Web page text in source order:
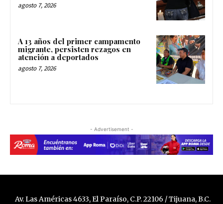
agosto 7, 2026
A 13 años del primer campamento
migrante, persisten rezagos en
atención a deportados
agosto 7, 2026
- Advertisement -
Av. Las Américas 4633, El Paraíso, C.P. 22106 / Tijuana, B.C.